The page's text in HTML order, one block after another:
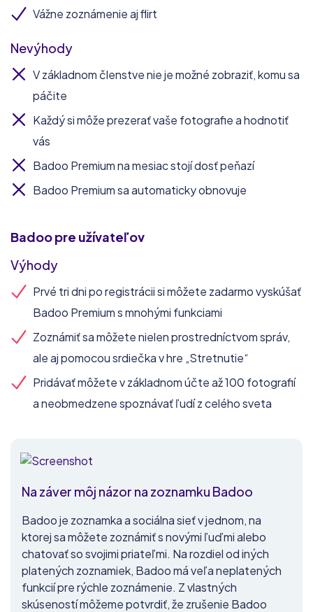
Vážne zoznámenie aj flirt
Nevýhody
V základnom členstve nie je možné zobraziť, komu sa
páčite
Každý si môže prezerať vaše fotografie a hodnotiť
vás
Badoo Premium na mesiac stojí dosť peňazí
Badoo Premium sa automaticky obnovuje
Badoopre užívateľov
Výhody
Prvé tri dni po registrácii si môžete zadarmo vyskúšať
Badoo Premium s mnohými funkciami
Zoznámiť sa môžete nielen prostredníctvom správ,
ale aj pomocou srdiečka v hre „Stretnutie“
Pridávať môžete v základnom účte až 100 fotografií
a neobmedzene spoznávať ľudí z celého sveta
Na záver môj názor na zoznamku Badoo
Badoo je zoznamka a sociálna sieť v jednom, na
ktorej sa môžete zoznámiť s novými ľuďmi alebo
chatovať so svojimi priateľmi. Na rozdiel od iných
platených zoznamiek, Badoo má veľa neplatených
funkcií pre rýchle zoznámenie. Z vlastných
skúseností môžeme potvrdiť, že zrušenie Badoo